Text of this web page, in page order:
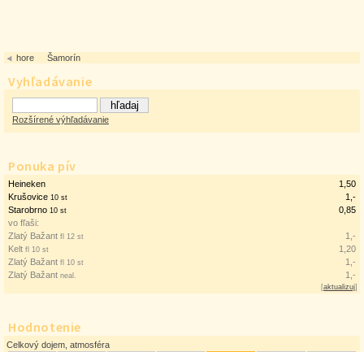
Vyhľadávanie
Rozšírené výhľadávanie
Ponuka pív
Heineken
1,50
Krušovice 10 st
1,-
Starobrno 10 st
0,85
vo fľaši:
Zlatý Bažant fl 12 st
1,-
Kelt fl 10 st
1,20
Zlatý Bažant fl 10 st
1,-
Zlatý Bažant neal. 1,-
[aktualizuj]
Hodnotenie
Celkový dojem, atmosféra
hore Šamorín